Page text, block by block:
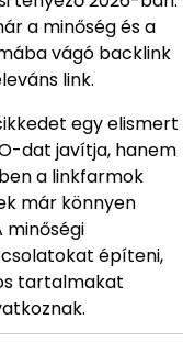
a minőség és a
vágó backlink
link.
egy elismert
dat javítja, hanem
a linkfarmok
már könnyen
minőségi
építeni,
tartalmakat